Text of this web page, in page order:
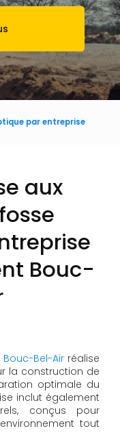
par entreprise
aux
Bouc-
Bel-Airréalise
la construction de
optimale du
inclut également
conçus pour
tout